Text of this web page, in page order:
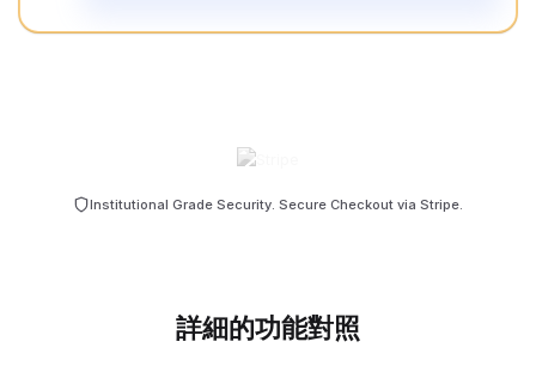
Institutional Grade Security. Secure Checkout via Stripe.
詳細的功能對照